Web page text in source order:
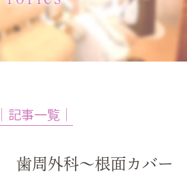
│記事一覧│
歯周外科～根面カバー